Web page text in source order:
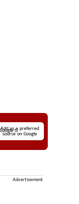
Add as a preferred
source on Google
Advertisement